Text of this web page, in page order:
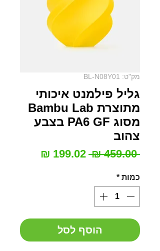
מק"ט: BL-N08Y01
גליל פילמנט איכותי
מתוצרת Bambu Lab
מסוג PA6 GF בצבע
צהוב
‏459.00 ‏₪
מחיר
כמות *
הוסף לסל